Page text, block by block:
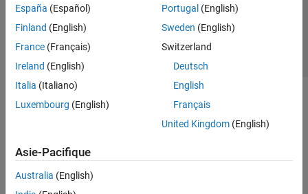
Teaching and Learning
Applications
AI and Statistics
Image Processing and Computer Vision
RF and Mixed Signal
Wireless Communications
España (Español)
Finland (English)
France (Français)
Ireland (English)
Italia (Italiano)
Luxembourg (English)
Portugal (English)
Sweden (English)
Switzerland
Deutsch
English
Français
United Kingdom(English)
Asie-Pacifique
Australia (English)